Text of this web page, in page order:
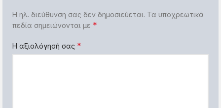
Η ηλ. διεύθυνση σας δεν δημοσιεύεται. Τα υποχρεωτικά
πεδία σημειώνονται με *
Η αξιολόγησή σας *